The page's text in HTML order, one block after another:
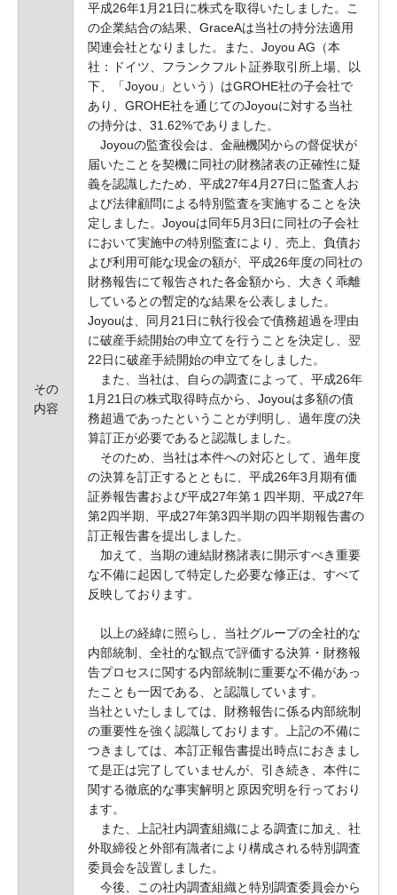
その
内容
平成26年1月21日に株式を取得いたしました。こ
の企業結合の結果、GraceAは当社の持分法適用
関連会社となりました。また、Joyou AG（本
社：ドイツ、フランクフルト証券取引所上場、以
下、「Joyou」という）はGROHE社の子会社で
あり、GROHE社を通じてのJoyouに対する当社
の持分は、31.62%でありました。
Joyouの監査役会は、金融機関からの督促状が
届いたことを契機に同社の財務諸表の正確性に疑
義を認識したため、平成27年4月27日に監査人お
よび法律顧問による特別監査を実施することを決
定しました。Joyouは同年5月3日に同社の子会社
において実施中の特別監査により、売上、負債お
よび利用可能な現金の額が、平成26年度の同社の
財務報告にて報告された各金額から、大きく乖離
しているとの暫定的な結果を公表しました。
Joyouは、同月21日に執行役会で債務超過を理由
に破産手続開始の申立てを行うことを決定し、翌
22日に破産手続開始の申立てをしました。
また、当社は、自らの調査によって、平成26年
1月21日の株式取得時点から、Joyouは多額の債
務超過であったということが判明し、過年度の決
算訂正が必要であると認識しました。
そのため、当社は本件への対応として、過年度
の決算を訂正するとともに、平成26年3月期有価
証券報告書および平成27年第１四半期、平成27年
第2四半期、平成27年第3四半期の四半期報告書の
訂正報告書を提出しました。
加えて、当期の連結財務諸表に開示すべき重要
な不備に起因して特定した必要な修正は、すべて
反映しております。
以上の経緯に照らし、当社グループの全社的な
内部統制、全社的な観点で評価する決算・財務報
告プロセスに関する内部統制に重要な不備があっ
たことも一因である、と認識しています。
当社といたしましては、財務報告に係る内部統制
の重要性を強く認識しております。上記の不備に
つきましては、本訂正報告書提出時点におきまし
て是正は完了していませんが、引き続き、本件に
関する徹底的な事実解明と原因究明を行っており
ます。
また、上記社内調査組織による調査に加え、社
外取締役と外部有識者により構成される特別調査
委員会を設置しました。
今後、この社内調査組織と特別調査委員会から